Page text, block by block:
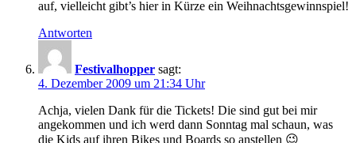
auf, vielleicht gibt’s hier in Kürze ein Weihnachtsgewinnspiel!
Antworten
Festivalhopper sagt:
4. Dezember 2009 um 21:34 Uhr
Achja, vielen Dank für die Tickets! Die sind gut bei mir
angekommen und ich werd dann Sonntag mal schaun, was
die Kids auf ihren Bikes und Boards so anstellen 😉